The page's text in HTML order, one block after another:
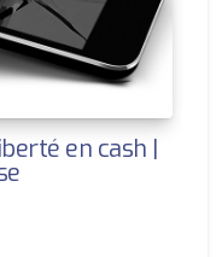
en cash |